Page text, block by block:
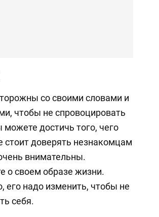
со своими словами и
чтобы не спровоцировать
достичь того, чего
стоит доверять незнакомцам
внимательны.
о своем образе жизни.
его надо изменить, чтобы не
себя.